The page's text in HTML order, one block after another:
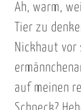
Ah, warm,
Tier zu
Nickhaut vor
auf meinen